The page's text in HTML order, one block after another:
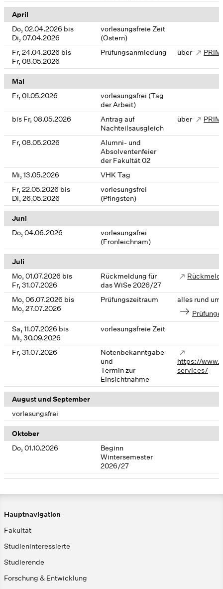
April
Do, 02.04.2026 bis
Di, 07.04.2026
vorlesungsfreie Zeit
(Ostern)
Fr, 24.04.2026 bis
Fr, 08.05.2026
Prüfungsanmledung über
Mai
Fr, 01.05.2026
vorlesungsfrei (Tag
der Arbeit)
bis Fr, 08.05.2026
Antrag auf
Nachteilsausgleich
über
Fr, 08.05.2026
Alumni- und
Absolventenfeier
der Fakultät 02
Mi, 13.05.2026
VHK Tag
Fr, 22.05.2026 bis
Di, 26.05.2026
vorlesungsfrei
(Pfingsten)
Juni
Do, 04.06.2026
vorlesungsfrei
(Fronleichnam)
Juli
Mo, 01.07.2026 bis
Fr, 31.07.2026
Rückmeldung für
das WiSe 2026/27
Mo, 06.07.2026 bis
Mo, 27.07.2026
Prüfungszeitraum
alles rund um
Sa, 11.07.2026 bis
Mi, 30.09.2026
vorlesungsfreie Zeit
Fr, 31.07.2026
Notenbekanntgabe
und
Termin zur
Einsichtnahme
https://
services/
August und September
vorlesungsfrei
Oktober
Do, 01.10.2026
Beginn
Wintersemester
2026/27
Hauptnavigation
Fakultät
Studieninteressierte
Studierende
Forschung & Entwicklung